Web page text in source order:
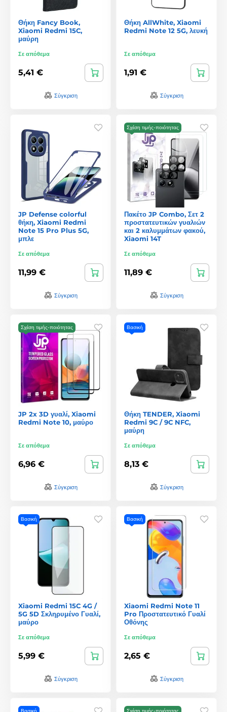
Θήκη Fancy Book,
Xiaomi Redmi 15C,
μαύρη
Σε απόθεμα
5,41 €
Σύγκριση
Θήκη AllWhite, Xiaomi
Redmi Note 12 5G, λευκή
Σε απόθεμα
1,91 €
Σύγκριση
JP Defense colorful
θήκη, Xiaomi Redmi
Note 15 Pro Plus 5G,
μπλε
Σε απόθεμα
11,99 €
Σύγκριση
Σχέση τιμής-ποιότητας
Πακέτο JP Combo, Σετ 2
προστατευτικών γυαλιών
και 2 καλυμμάτων φακού,
Xiaomi 14T
Σε απόθεμα
11,89 €
Σύγκριση
Σχέση τιμής-ποιότητας
JP 2x 3D γυαλί, Xiaomi
Redmi Note 10, μαύρο
Σε απόθεμα
6,96 €
Σύγκριση
Βασική
Θήκη TENDER, Xiaomi
Redmi 9C / 9C NFC,
μαύρη
Σε απόθεμα
8,13 €
Σύγκριση
Βασική
Xiaomi Redmi 15C 4G /
5G 5D Σκληρυμένο Γυαλί,
μαύρο
Σε απόθεμα
5,99 €
Σύγκριση
Βασική
Xiaomi Redmi Note 11
Pro Προστατευτικό Γυαλί
Οθόνης
Σε απόθεμα
2,65 €
Σύγκριση
Βασική Σχέση τιμής-ποιότητας